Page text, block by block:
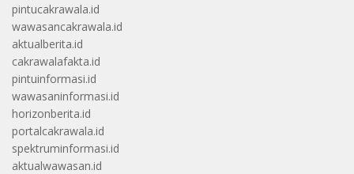
pintucakrawala.id
wawasancakrawala.id
aktualberita.id
cakrawalafakta.id
pintuinformasi.id
wawasaninformasi.id
horizonberita.id
portalcakrawala.id
spektruminformasi.id
aktualwawasan.id